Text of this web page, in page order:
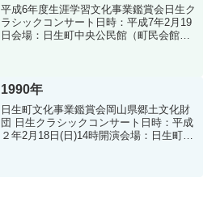
平成6年度生涯学習文化事業鑑賞会日生ク
ラシックコンサート日時：平成7年2月19
日会場：日生町中央公民館（町民会館）
遊曲」ニ長...
1990年
日生町文化事業鑑賞会岡山県郷土文化財
団 日生クラシックコンサート日時：平成
２年2月18日(日)14時開演会場：日生町民